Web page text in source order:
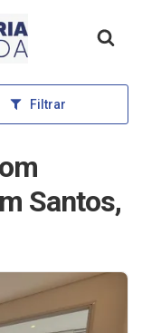
Filtrar
Santos,